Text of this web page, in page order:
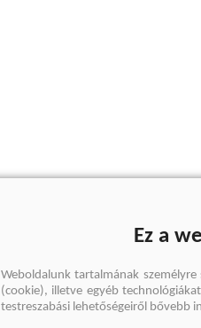
Ez a
Weboldalunk tartalmának
(cookie), illetve egyéb
testreszabási lehetőségeiről bővebb